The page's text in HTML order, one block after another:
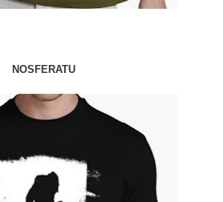
NOSFERATU